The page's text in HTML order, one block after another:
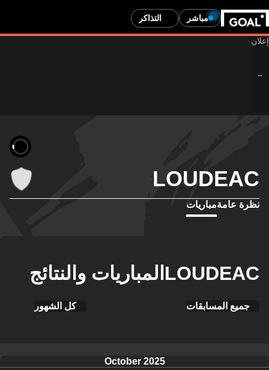
مباشر التذاكر
LOUDEAC
نظرة عامةمباريات
LOUDEACالمباريات والنتائج
جميع المسابقات كل الشهور
October 2025